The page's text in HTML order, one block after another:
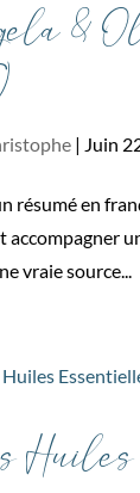
&
| Juin
résumé en
accompagner
vraie source...
Huiles